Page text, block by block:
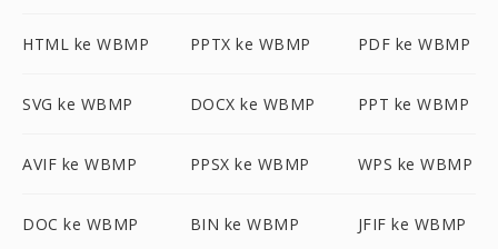
HTML ke WBMP PPTX ke WBMP PDF ke WBMP
SVG ke WBMP DOCX ke WBMP PPT ke WBMP
AVIF ke WBMP PPSX ke WBMP WPS ke WBMP
DOC ke WBMP BIN ke WBMP JFIF ke WBMP